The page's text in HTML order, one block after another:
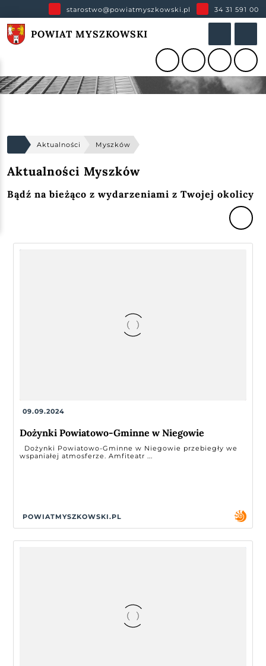
starostwo@powiatmyszkowski.pl 34 31 591 00
POWIAT MYSZKOWSKI
Aktualności Myszków
Aktualności Myszków
Bądź na bieżąco z wydarzeniami z Twojej okolicy
09.09.2024
Dożynki Powiatowo-Gminne w Niegowie
Dożynki Powiatowo-Gminne w Niegowie przebiegły we
wspaniałej atmosferze. Amfiteatr ...
POWIATMYSZKOWSKI.PL